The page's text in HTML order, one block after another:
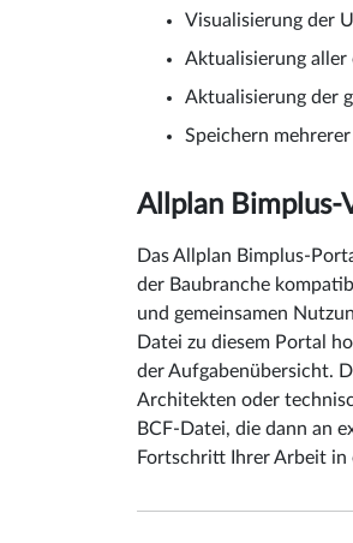
Visualisierung der
Aktualisierung aller
Aktualisierung der
Speichern
Allplan Bimplus-
Das Allplan Bimplus-
der Baubranche
und gemeinsamen
Datei zu diesem Portal
der Aufgabenübersicht.
Architekten oder
BCF-Datei, die dann an
Fortschritt Ihrer Arbeit in